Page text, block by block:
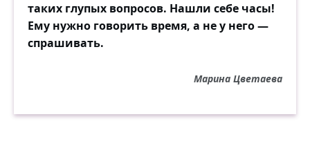
таких глупых вопросов. Нашли себе часы!
Ему нужно говорить время, а не у него —
спрашивать.
Марина Цветаева